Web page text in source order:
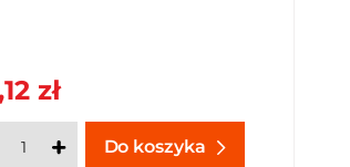
zł
Do koszyka